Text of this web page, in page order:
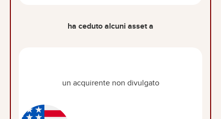
ha ceduto alcuni asset a
un acquirente non divulgato